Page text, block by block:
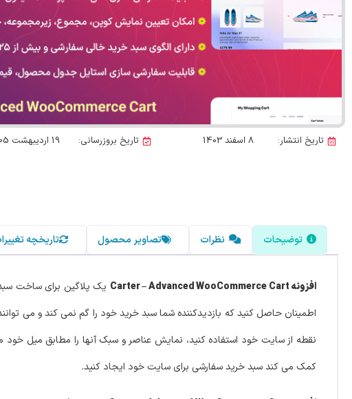
تاریخ انتشار: 8 اسفند 1403 تاریخ بروزرسانی: 19 اردیبهشت 1405
توضیحات نظرات تصاویر محصول تاریخچه
افزونه Carter – Advanced WooCommerce Cart
یک پلاگین برای ساخت
اطمینان حاصل کنید که بازدیدکننده شما سبد خرید خود را گم نمی کند و می
نقطه از سایت خود استفاده کنید، نمایش عناصر و سبک آنها را مطابق میل خود
کمک می کند سبد خرید سفارشی برای سایت خود ایجاد کنید.